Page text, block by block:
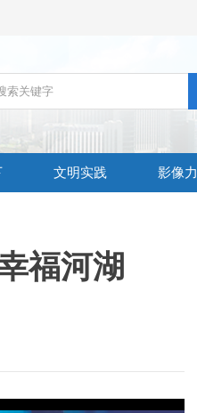
文明实践 影像力
福河湖